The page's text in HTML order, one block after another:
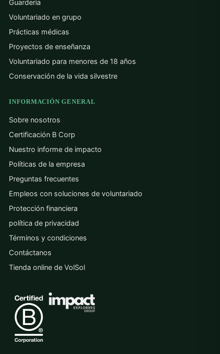
Guardería
Voluntariado en grupo
Prácticas médicas
Proyectos de enseñanza
Voluntariado para menores de 18 años
Conservación de la vida silvestre
INFORMACIÓN GENERAL
Sobre nosotros
Certificación B Corp
Nuestro informe de impacto
Políticas de la empresa
Preguntas frecuentes
Empleos con soluciones de voluntariado
Protección financiera
política de privacidad
Términos y condiciones
Contáctanos
Tienda online de VolSol